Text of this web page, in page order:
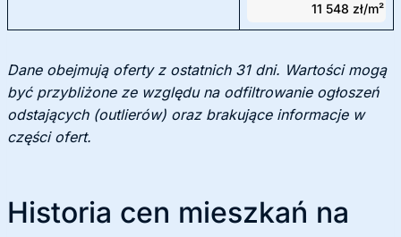
11 548 zł/m²
Dane obejmują oferty z ostatnich 31 dni. Wartości mogą
być przybliżone ze względu na odfiltrowanie ogłoszeń
odstających (outlierów) oraz brakujące informacje w
części ofert.
Historia cen mieszkań na